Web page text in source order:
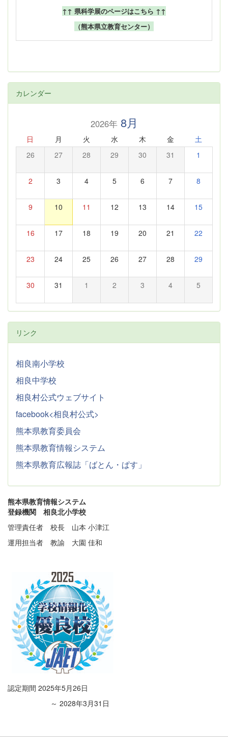
↑↑ 県科学展のページはこちら ↑↑
（熊本県立教育センター）
カレンダー
2026年8月
日 月 火 水 木 金 土
26 27 28 29 30 31 1
2 3 4 5 6 7 8
9 10 11 12 13 14 15
16 17 18 19 20 21 22
23 24 25 26 27 28 29
30 31 1 2 3 4 5
リンク
相良南小学校
相良中学校
相良村公式ウェブサイト
facebook<相良村公式>
熊本県教育委員会
熊本県教育情報システム
熊本県教育広報誌「ばとん・ぱす」
熊本県教育情報システム
登録機関 相良北小学校
管理責任者 校長 山本 小津江
運用担当者 教諭 大園 佳和
認定期間 2025年5月26日
～ 2028年3月31日